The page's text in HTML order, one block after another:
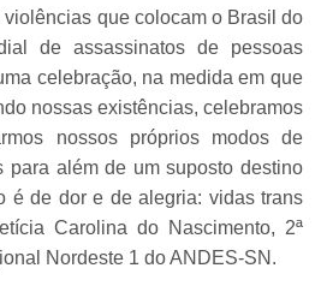
que colocam o Brasil do
de assassinatos de pessoas
celebração, na medida em que
nossas existências, celebramos
nossos próprios modos de
para além de um suposto destino
é de dor e de alegria: vidas trans
Carolina do Nascimento, 2ª
Nordeste 1 do ANDES-SN.